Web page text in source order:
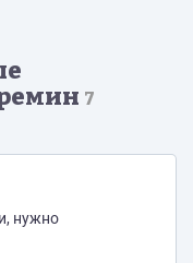
7
нужно